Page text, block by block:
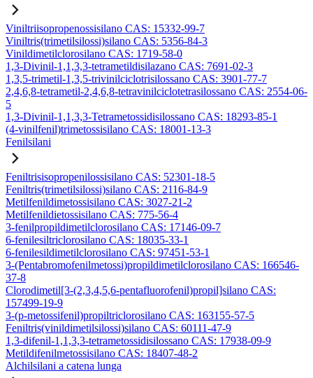
Viniltriisopropenossisilano CAS: 15332-99-7
Viniltris(trimetilsilossi)silano CAS: 5356-84-3
Vinildimetilclorosilano CAS: 1719-58-0
1,3-Divinil-1,1,3,3-tetrametildisilazano CAS: 7691-02-3
1,3,5-trimetil-1,3,5-trivinilciclotrisilossano CAS: 3901-77-7
2,4,6,8-tetrametil-2,4,6,8-tetravinilciclotetrasilossano CAS: 2554-06-
5
1,3-Divinil-1,1,3,3-Tetrametossidisilossano CAS: 18293-85-1
(4-vinilfenil)trimetossisilano CAS: 18001-13-3
Fenilsilani
Feniltrisisopropenilossisilano CAS: 52301-18-5
Feniltris(trimetilsilossi)silano CAS: 2116-84-9
Metilfenildimetossisilano CAS: 3027-21-2
Metilfenildietossisilano CAS: 775-56-4
3-fenilpropildimetilclorosilano CAS: 17146-09-7
6-fenilesiltriclorosilano CAS: 18035-33-1
6-fenilesildimetilclorosilano CAS: 97451-53-1
3-(Pentabromofenilmetossi)propildimetilclorosilano CAS: 166546-
37-8
Clorodimetil[3-(2,3,4,5,6-pentafluorofenil)propil]silano CAS:
157499-19-9
3-(p-metossifenil)propiltriclorosilano CAS: 163155-57-5
Feniltris(vinildimetilsilossi)silano CAS: 60111-47-9
1,3-difenil-1,1,3,3-tetrametossidisilossano CAS: 17938-09-9
Metildifenilmetossisilano CAS: 18407-48-2
Alchilsilani a catena lunga